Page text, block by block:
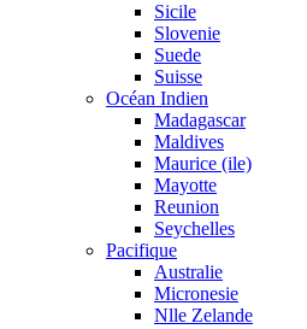
Sicile
Slovenie
Suede
Suisse
Océan Indien
Madagascar
Maldives
Maurice (ile)
Mayotte
Reunion
Seychelles
Pacifique
Australie
Micronesie
Nlle Zelande